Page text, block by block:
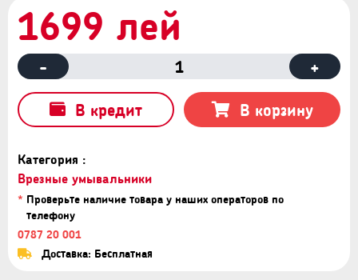
Категория :
Врезные умывальники
* Проверьте наличие товара у наших операторов по
телефону
0787 20 001
Доставка: Бесплатная
1699 лей
- 1 +
В кредит В корзину